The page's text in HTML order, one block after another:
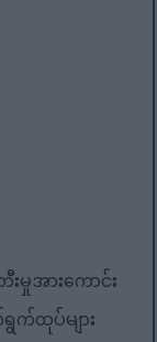
မှုအားကောင်း
ထုပ်များ